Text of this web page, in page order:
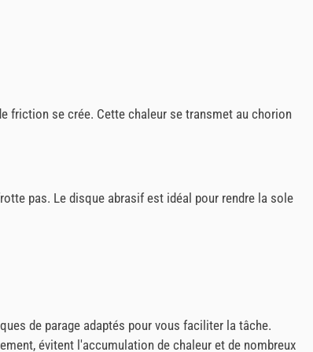
friction se crée. Cette chaleur se transmet au chorion
pas. Le disque abrasif est idéal pour rendre la sole
de parage adaptés pour vous faciliter la tâche.
évitent l'accumulation de chaleur et de nombreux